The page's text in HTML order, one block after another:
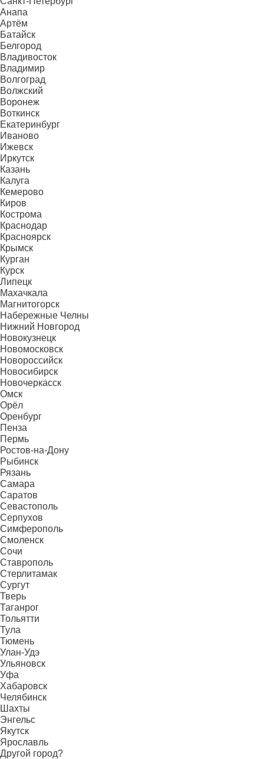
Анапа
Артём
Батайск
Белгород
Владивосток
Владимир
Волгоград
Волжский
Воронеж
Воткинск
Екатеринбург
Иваново
Ижевск
Иркутск
Казань
Калуга
Кемерово
Киров
Кострома
Краснодар
Красноярск
Крымск
Курган
Курск
Липецк
Махачкала
Магнитогорск
Набережные Челны
Нижний Новгород
Новокузнецк
Новомосковск
Новороссийск
Новосибирск
Новочеркасск
Омск
Орёл
Оренбург
Пенза
Пермь
Ростов-на-Дону
Рыбинск
Рязань
Самара
Саратов
Севастополь
Серпухов
Симферополь
Смоленск
Сочи
Ставрополь
Стерлитамак
Сургут
Тверь
Таганрог
Тольятти
Тула
Тюмень
Улан-Удэ
Ульяновск
Уфа
Хабаровск
Челябинск
Шахты
Энгельс
Якутск
Ярославль
Другой город?